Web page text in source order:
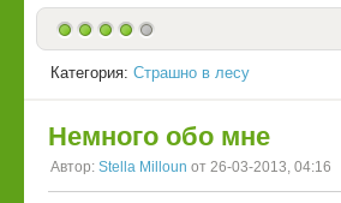
Категория: Страшно в лесу
Немного обо мне
Автор: Stella Milloun от 26-03-2013, 04:16